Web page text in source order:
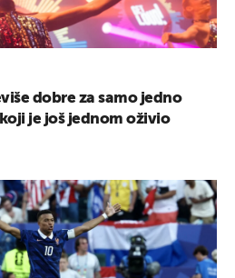
dobre za samo jedno
je još jednom oživio